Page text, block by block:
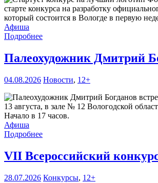
старте конкурса на разработку
который состоится в Вологде в первую
Афиша
Подробнее
Палеохудожник Дмитрий
04.08.2026 Новости, 12+
13 августа, в зале № 12 Вологодской
Начало в 17 часов.
Афиша
Подробнее
VII Всероссийский
28.07.2026 Конкурсы, 12+